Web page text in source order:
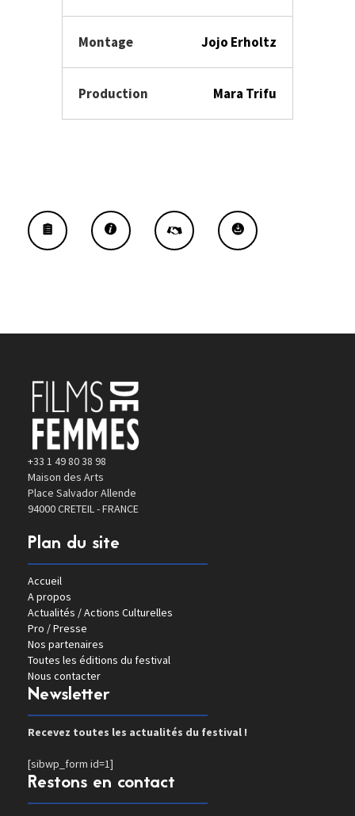
Montage Jojo Erholtz
Production Mara Trifu
+33 1 49 80 38 98
Maison des Arts
Place Salvador Allende
94000 CRETEIL - FRANCE
Plan du site
Accueil
A propos
Actualités / Actions Culturelles
Pro / Presse
Nos partenaires
Toutes les éditions du festival
Nous contacter
Newsletter
Recevez toutes les actualités du festival !
[sibwp_form id=1]
Restons en contact